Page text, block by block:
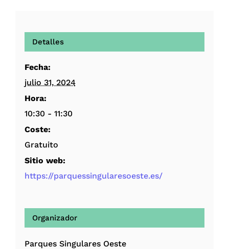
Detalles
Fecha:
julio 31, 2024
Hora:
10:30 - 11:30
Coste:
Gratuito
Sitio web:
https://parquessingularesoeste.es/
Organizador
Parques Singulares Oeste